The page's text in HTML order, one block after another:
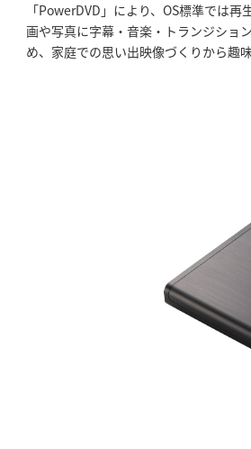
「PowerDVD」により、OS標準では
画や写真に字幕・音楽・トランジショ
め、家庭での思い出映像づくりから趣